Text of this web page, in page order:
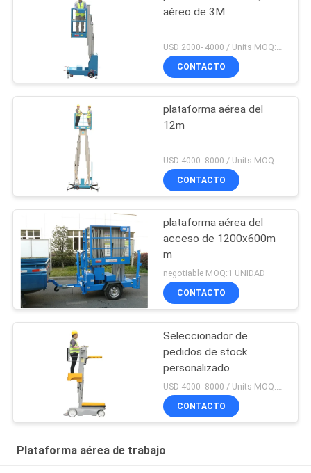
aéreo de 3M
CONTACTO
plataforma aérea del
12m
CONTACTO
plataforma aérea del
acceso de 1200x600m
m
negotiable MOQ:1 UNIDAD
CONTACTO
Seleccionador de
pedidos de stock
personalizado
USD 4000- 8000 / Units MOQ:1 set
CONTACTO
Plataforma aérea de trabajo